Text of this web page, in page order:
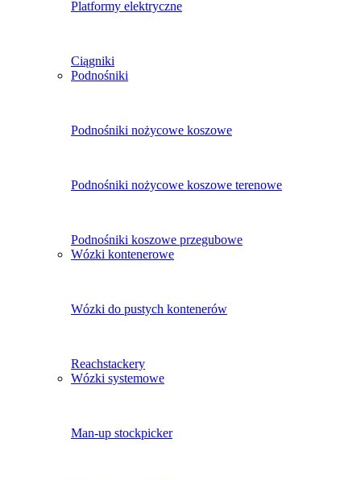
Platformy elektryczne
Ciągniki
Podnośniki
Podnośniki nożycowe koszowe
Podnośniki nożycowe koszowe terenowe
Podnośniki koszowe przegubowe
Wózki kontenerowe
Wózki do pustych kontenerów
Reachstackery
Wózki systemowe
Man-up stockpicker